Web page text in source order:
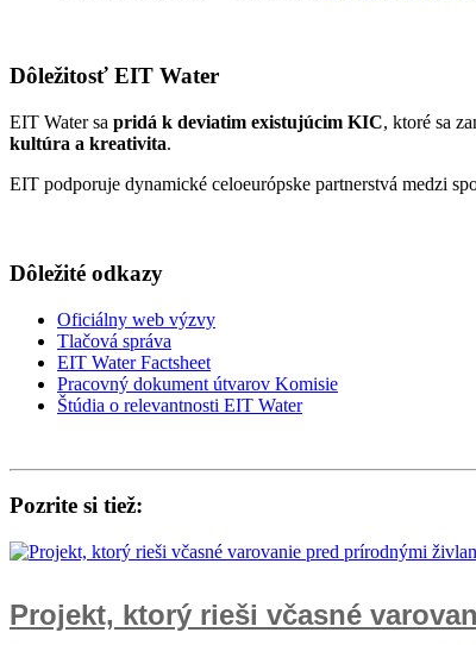
Dôležitosť EIT Water
EIT Water sa pridá k deviatim existujúcim KIC, ktoré sa
kultúra a kreativita.
EIT podporuje dynamické celoeurópske partnerstvá medzi
Dôležité odkazy
Oficiálny web výzvy
Tlačová správa
EIT Water Factsheet
Pracovný dokument útvarov Komisie
Štúdia o relevantnosti EIT Water
Pozrite si tiež:
Projekt, ktorý rieši včasné